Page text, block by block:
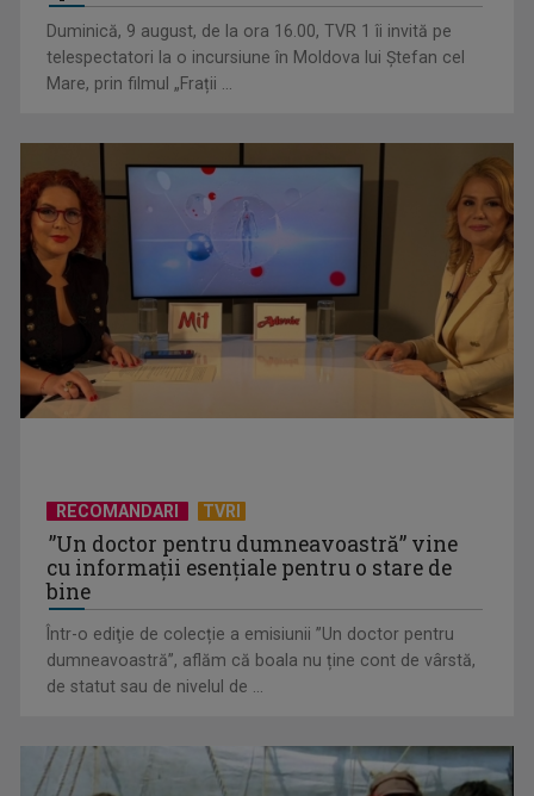
Visul începe la „Vedeta Familiei”! Au început înscrierile
pentru sezonul 9
Octavian Cotescu, în rolul maiorului Vigu, pus să rezolve
misterul unei ...
Duminică, 9 august, de la ora 16.00, TVR 1 îi invită pe
telespectatori la o incursiune în Moldova lui Ștefan cel
Mare, prin filmul „Frații ...
RECOMANDARI TVRI
”Un doctor pentru dumneavoastră” vine
cu informații esențiale pentru o stare de
bine
Într-o ediţie de colecție a emisiunii ”Un doctor pentru
dumneavoastră”, aflăm că boala nu ține cont de vârstă,
de statut sau de nivelul de ...